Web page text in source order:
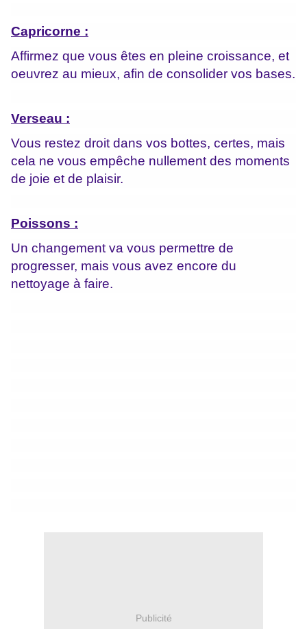
Capricorne :
Affirmez que vous êtes en pleine croissance, et
oeuvrez au mieux, afin de consolider vos bases.
Verseau :
Vous restez droit dans vos bottes, certes, mais
cela ne vous empêche nullement des moments
de joie et de plaisir.
Poissons :
Un changement va vous permettre de
progresser, mais vous avez encore du
nettoyage à faire.
Publicité